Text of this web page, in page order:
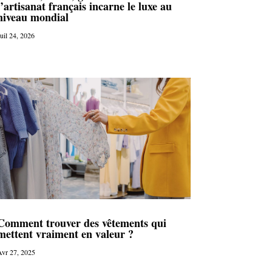
français incarne le luxe au
mondial
24, 2026
trouver des vêtements qui
vraiment en valeur ?
27, 2025